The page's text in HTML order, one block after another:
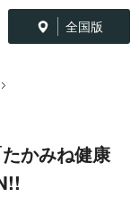
全国版
かみね健康